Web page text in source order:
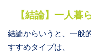
【結論】一人暮
結論からいうと、一般
すすめタイプは、